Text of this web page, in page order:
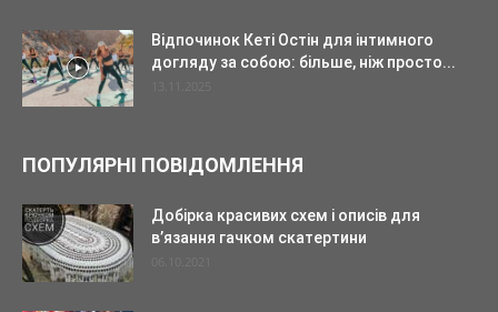
Відпочинок Кеті Остін для інтимного
догляду за собою: більше, ніж просто...
ПОПУЛЯРНІ ПОВІДОМЛЕННЯ
Добірка красивих схем і описів для
в’язання гачком скатертини